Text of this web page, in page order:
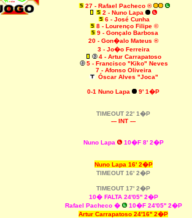
27- Rafael Pacheco ®
2 - Nuno Lapa
6 - José Cunha
8 - Lourenço Filipe ©
9 - Gonçalo Barbosa
20 - Gon�alo Mateus ®
3 - Jo�o Ferreira
4 - Artur Carrapatoso
5 - Francisco "Kiko" Neves
7 - Afonso Oliveira
Óscar Alves "Joca"
0-1 Nuno Lapa 9' 1�P
TIMEOUT 22' 1�P
--- INT ---
Nuno Lapa 10�F 8' 2�P
Nuno Lapa 16' 2�P
TIMEOUT 16' 2�P
TIMEOUT 17' 2�P
10� FALTA 24'05'' 2�P
Rafael Pacheco �
10�F 24'05'' 2�P
Artur Carrapatoso 24'16'' 2�P